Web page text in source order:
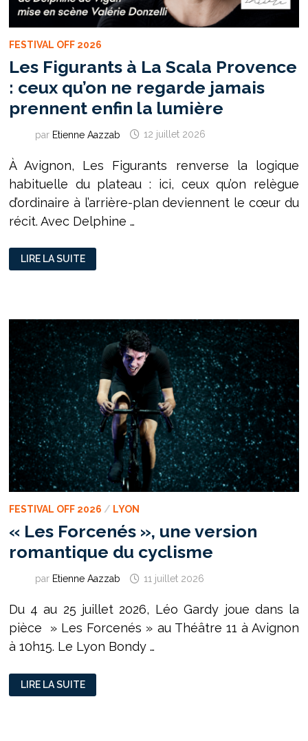
FESTIVAL OFF 2026
Les Figurants à La Scala Provence
: ceux qu’on ne regarde jamais
prennent enfin la lumière
par Etienne Aazzab 12 juillet 2026
À Avignon, Les Figurants renverse la logique
habituelle du plateau : ici, ceux qu’on relègue
d’ordinaire à l’arrière-plan deviennent le cœur du
récit. Avec Delphine …
LES
FIGURANTS
À
CEUX
QU’ON
NE
REGARDE
JAMAIS
PRENNENT
ENFIN
LA
LUMIÈRE
LIRE LA SUITE
FESTIVAL OFF 2026 / LYON
« Les Forcenés », une version
romantique du cyclisme
par Etienne Aazzab 11 juillet 2026
Du 4 au 25 juillet 2026, Léo Gardy joue dans la
pièce » Les Forcenés » au Théâtre 11 à Avignon
à 10h15. Le Lyon Bondy …
« LES
FORCENÉS »,
UNE
LIRE LA SUITE